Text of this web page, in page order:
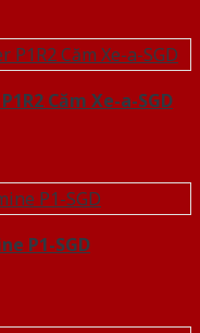
Căm Xe-a-SGD
P1-SGD